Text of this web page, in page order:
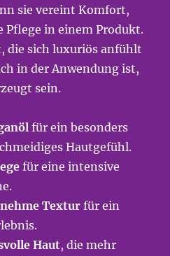
sie vereint Komfort,
Pflege in einem Produkt.
die sich luxuriös anfühlt
in der Anwendung ist,
sein.
für ein besonders
Hautgefühl.
für eine intensive
Texturfür ein
Haut, die mehr